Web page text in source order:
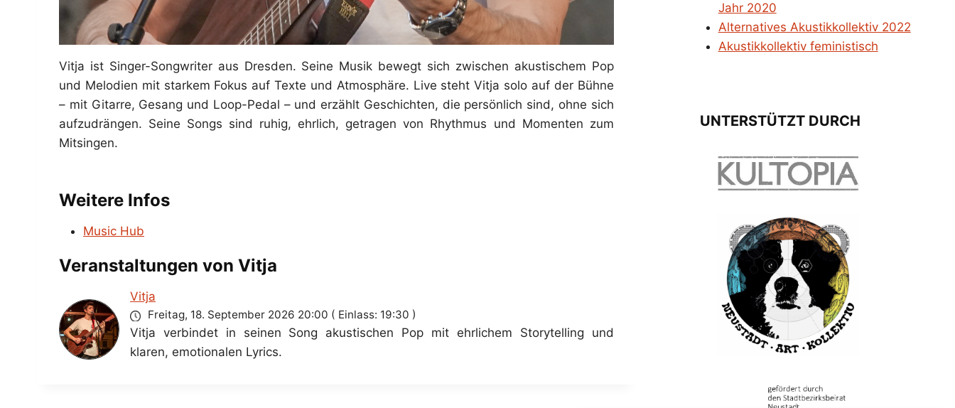
Weitere Infos
Music Hub
Veranstaltungen von Vitja
Vitja
Freitag, 18. September 2026 20:00 Einlass: 19:30
Vitja verbindet in seinen Song akustischen Pop mit ehrlichem Storytelling und
klaren, emotionalen Lyrics.
Vitja ist Singer-Songwriter aus Dresden. Seine Musik bewegt sich zwischen akustischem Pop
und Melodien mit starkem Fokus auf Texte und Atmosphäre. Live steht Vitja solo auf der Bühne
– mit Gitarre, Gesang und Loop-Pedal – und erzählt Geschichten, die persönlich sind, ohne sich
aufzudrängen. Seine Songs sind ruhig, ehrlich, getragen von Rhythmus und Momenten zum
Mitsingen.
Jahr 2020
Alternatives Akustikkollektiv 2022
Akustikkollektiv feministisch
UNTERSTÜTZT DURCH